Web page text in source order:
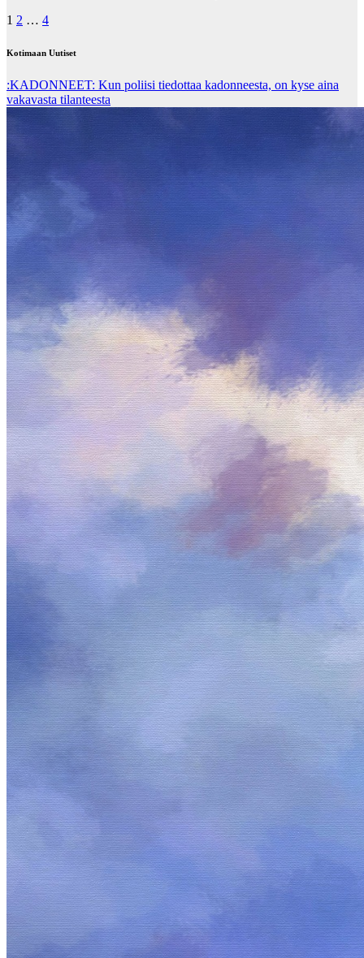
Posts
pagination
1 2 … 4
Kotimaan Uutiset
:KADONNEET: Kun poliisi tiedottaa kadonneesta, on kyse aina
vakavasta tilanteesta